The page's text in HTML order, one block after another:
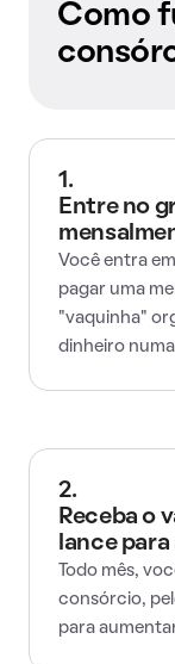
Como
1.
Entre no
Você entra
pagar uma
"vaquinha"
dinheiro
2.
Receba o
lance
Todo mês,
consórcio,
para